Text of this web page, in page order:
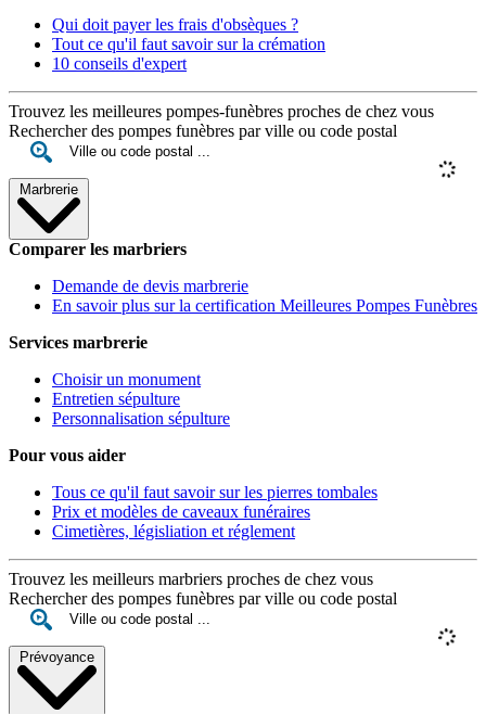
Qui doit payer les frais d'obsèques ?
Tout ce qu'il faut savoir sur la crémation
10 conseils d'expert
Trouvez les meilleures pompes-funèbres proches de chez vous
Rechercher des pompes funèbres par ville ou code postal
Marbrerie
Comparer les marbriers
Demande de devis marbrerie
En savoir plus sur la certification Meilleures Pompes Funèbres
Services marbrerie
Choisir un monument
Entretien sépulture
Personnalisation sépulture
Pour vous aider
Tous ce qu'il faut savoir sur les pierres tombales
Prix et modèles de caveaux funéraires
Cimetières, législiation et réglement
Trouvez les meilleurs marbriers proches de chez vous
Rechercher des pompes funèbres par ville ou code postal
Prévoyance